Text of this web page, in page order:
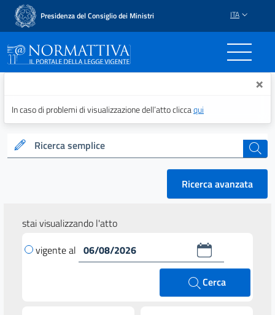
Presidenza del Consiglio dei Ministri ITA
Normattiva - Il portale ×
In caso di problemi di visualizzazione dell’atto cliccaqui
Ricerca semplice cerca
Ricerca avanzata
stai visualizzando l'atto
vigente al
Cerca